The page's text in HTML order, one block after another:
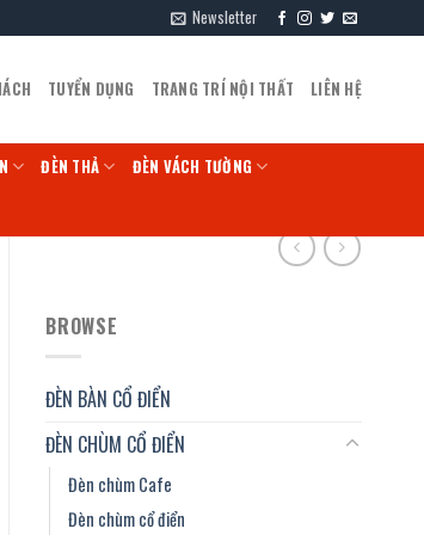
Newsletter
TUYỂN DỤNG TRANG TRÍ NỘI THẤT LIÊN HỆ
ĐÈN THẢ ĐÈN VÁCH TƯỜNG
BROWSE
ĐÈN BÀN CỔ ĐIỂN
ĐÈN CHÙM CỔ ĐIỂN
Đèn chùm Cafe
Đèn chùm cổ điển